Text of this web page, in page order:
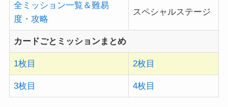
全ミッション一覧＆難易
度・攻略
スペシャルステージ
カードごとミッションまとめ
1枚目 2枚目
3枚目 4枚目